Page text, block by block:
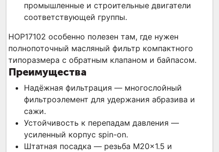
промышленные и строительные двигатели
соответствующей группы.
HOP17102 особенно полезен там, где нужен
полнопоточный масляный фильтр компактного
типоразмера с обратным клапаном и байпасом.
Преимущества
Надёжная фильтрация — многоcлойный
фильтроэлемент для удержания абразива и
сажи.
Устойчивость к перепадам давления —
усиленный корпус spin-on.
Штатная посадка — резьба M20×1.5 и